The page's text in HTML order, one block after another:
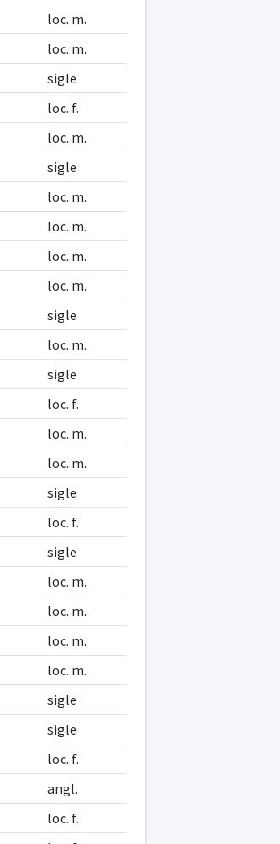
loc. m.
loc. m.
sigle
loc. f.
loc. m.
sigle
loc. m.
loc. m.
loc. m.
loc. m.
sigle
loc. m.
sigle
loc. f.
loc. m.
loc. m.
sigle
loc. f.
sigle
loc. m.
loc. m.
loc. m.
loc. m.
sigle
sigle
loc. f.
angl.
loc. f.